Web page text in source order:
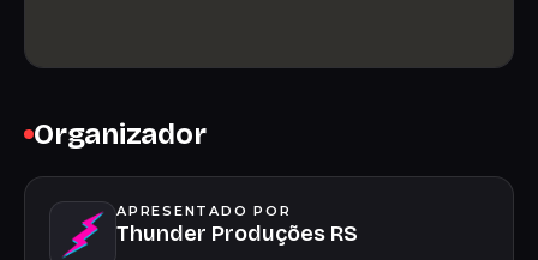
Organizador
APRESENTADO POR
Thunder Produções RS